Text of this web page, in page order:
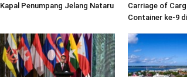
Kapal Penumpang Jelang Nataru
Carriage of
Container ke-9